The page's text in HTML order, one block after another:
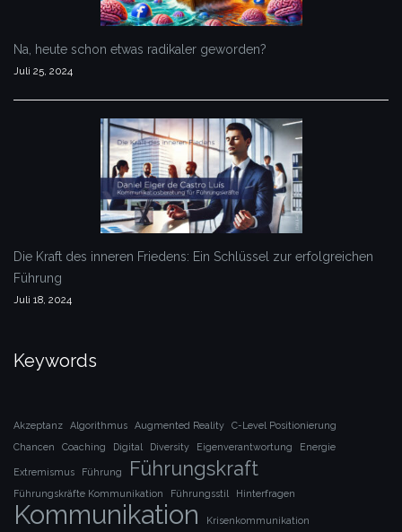
Na, heute schon etwas radikaler geworden?
Juli 25, 2024
Die Kraft des inneren Friedens: Ein Schlüssel zur erfolgreichen
Führung
Juli 18, 2024
Keywords
Akzeptanz Algorithmus Augmented Reality
C-Level Positionierung
Chancen
Coaching Digital Diversity Eigenverantwortung Energie
Extremismus Führung Führungskraft
Führungskräfte Kommunikation Führungsstil Hinterfragen
Kommunikation
Krisenkommunikation